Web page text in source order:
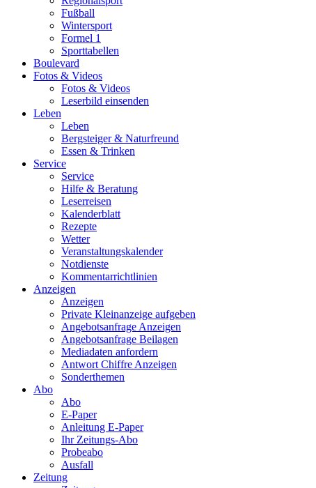
Fußball
Wintersport
Formel 1
Sporttabellen
Boulevard
Fotos & Videos
Fotos & Videos
Leserbild einsenden
Leben
Leben
Bergsteiger & Naturfreund
Essen & Trinken
Service
Service
Hilfe & Beratung
Leserreisen
Kalenderblatt
Rezepte
Wetter
Veranstaltungskalender
Notdienste
Kommentarrichtlinien
Anzeigen
Anzeigen
Private Kleinanzeige aufgeben
Angebotsanfrage Anzeigen
Angebotsanfrage Beilagen
Mediadaten anfordern
Antwort Chiffre Anzeigen
Sonderthemen
Abo
Abo
E-Paper
Anleitung E-Paper
Ihr Zeitungs-Abo
Probeabo
Ausfall
Zeitung